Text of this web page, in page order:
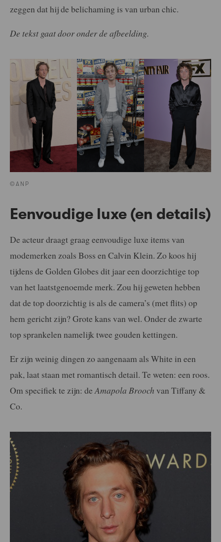
zeggen dat hij de belichaming is van urban chic.
De tekst gaat door onder de afbeelding.
©ANP
Eenvoudige luxe (en details)
De acteur draagt graag eenvoudige luxe items van
modemerken zoals Boss en Calvin Klein. Zo koos hij
tijdens de Golden Globes dit jaar een doorzichtige top
van het laatstgenoemde merk. Zou hij geweten hebben
dat de top doorzichtig is als de camera’s (met flits) op
hem gericht zijn? Grote kans van wel. Onder de zwarte
top sprankelen namelijk twee gouden kettingen.
Er zijn weinig dingen zo aangenaam als White in een
pak, laat staan met romantisch detail. Te weten: een roos.
Om specifiek te zijn: deAmapola Brooch van Tiffany &
Co.